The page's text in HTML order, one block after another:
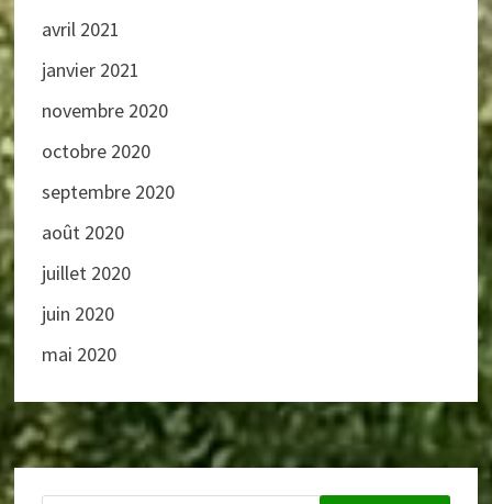
avril 2021
janvier 2021
novembre 2020
octobre 2020
septembre 2020
août 2020
juillet 2020
juin 2020
mai 2020